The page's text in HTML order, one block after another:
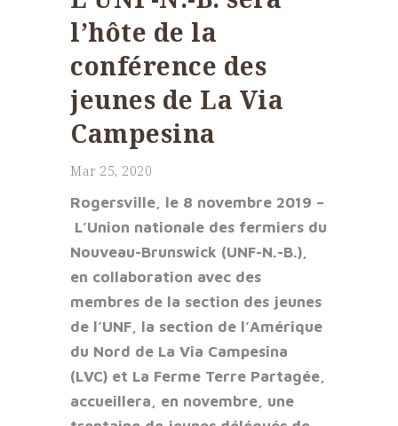
l’hôte de la
conférence des
jeunes de La Via
Campesina
Mar 25, 2020
Rogersville, le 8 novembre 2019 –
L’Union nationale des fermiers du
Nouveau-Brunswick (UNF-N.-B.),
en collaboration avec des
membres de la section des jeunes
de l’UNF, la section de l’Amérique
du Nord de La Via Campesina
(LVC) et La Ferme Terre Partagée,
accueillera, en novembre, une